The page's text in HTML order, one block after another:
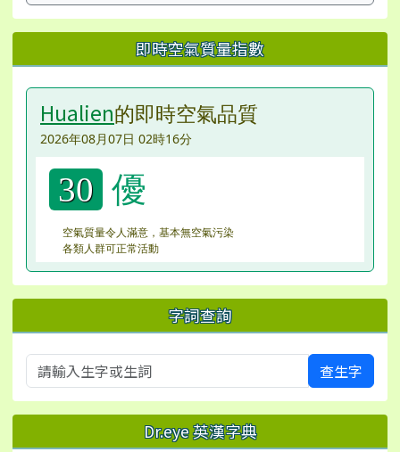
即時空氣質量指數
Hualien的即時空氣品質
2026年08月07日 02時16分
30 優
空氣質量令人滿意，基本無空氣污染
各類人群可正常活動
字詞查詢
查生字
Dr.eye 英漢字典